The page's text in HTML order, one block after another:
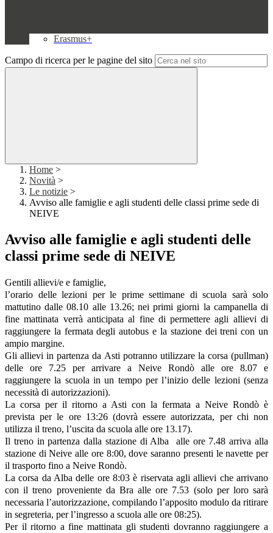
Erasmus+
Campo di ricerca per le pagine del sito
Home >
Novità >
Le notizie >
Avviso alle famiglie e agli studenti delle classi prime sede di
NEIVE
Avviso alle famiglie e agli studenti delle
classi prime sede di NEIVE
Gentili allievi/e e famiglie,
l’orario delle lezioni per le prime settimane di scuola sarà solo
mattutino dalle 08.10 alle 13.26; nei primi giorni la campanella di
fine mattinata verrà anticipata al fine di permettere agli allievi di
raggiungere la fermata degli autobus e la stazione dei treni con un
ampio margine.
Gli allievi in partenza da Asti potranno utilizzare la corsa (pullman)
delle ore 7.25 per arrivare a Neive Rondò alle ore 8.07 e
raggiungere la scuola in un tempo per l’inizio delle lezioni (senza
necessità di autorizzazioni).
La corsa per il ritorno a Asti con la fermata a Neive Rondò è
prevista per le ore 13:26 (dovrà essere autorizzata, per chi non
utilizza il treno, l’uscita da scuola alle ore 13.17).
Il treno in partenza dalla stazione di Alba alle ore 7.48 arriva alla
stazione di Neive alle ore 8:00, dove saranno presenti le navette per
il trasporto fino a Neive Rondò.
La corsa da Alba delle ore 8:03 è riservata agli allievi che arrivano
con il treno proveniente da Bra alle ore 7.53 (solo per loro sarà
necessaria l’autorizzazione, compilando l’apposito modulo da ritirare
in segreteria, per l’ingresso a scuola alle ore 08:25).
Per il ritorno a fine mattinata gli studenti dovranno raggiungere a